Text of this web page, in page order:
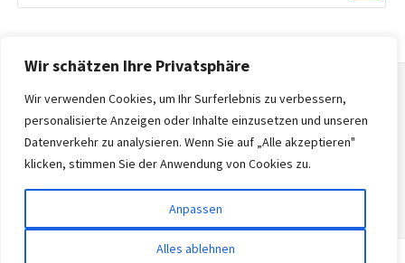
Wir schätzen Ihre Privatsphäre
Wir verwenden Cookies, um Ihr Surferlebnis zu verbessern,
personalisierte Anzeigen oder Inhalte einzusetzen und unseren
Datenverkehr zu analysieren. Wenn Sie auf „Alle akzeptieren"
klicken, stimmen Sie der Anwendung von Cookies zu.
Anpassen
Alles ablehnen
Startseite
Datenschutzerklärung